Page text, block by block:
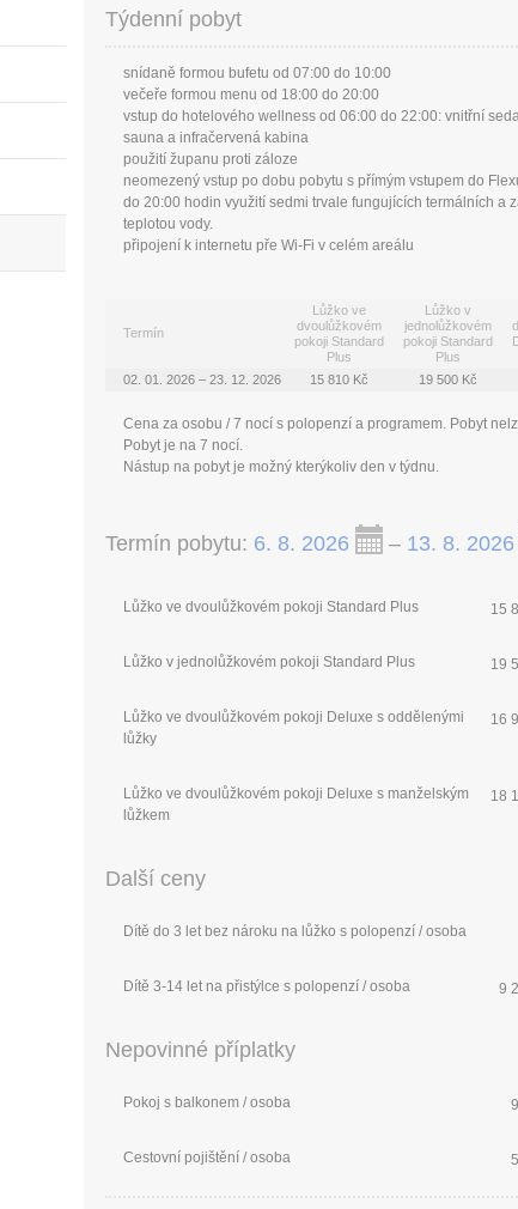
Týdenní pobyt
snídaně formou bufetu od 07:00 do 10:00
večeře formou menu od 18:00 do 20:00
vstup do hotelového wellness od 06:00 do 22:00: vnitřní
sauna a infračervená kabina
použití županu proti záloze
neomezený vstup po dobu pobytu s přímým vstupem do
do 20:00 hodin využití sedmi trvale fungujících termálních a
teplotou vody.
připojení k internetu pře Wi-Fi v celém areálu
Termín
Lůžko ve
dvoulůžkovém
pokoji Standard
Plus
Lůžko v
jednolůžkovém
pokoji Standard
Plus
02. 01. 2026 – 23. 12. 2026
15 810 Kč 19 500 Kč
Cena za osobu / 7 nocí s polopenzí a programem. Pobyt
Pobyt je na 7 nocí.
Nástup na pobyt je možný kterýkoliv den v týdnu.
Termín pobytu: 6. 8. 2026 – 13. 8. 2026
Lůžko ve dvoulůžkovém pokoji Standard Plus 15
Lůžko v jednolůžkovém pokoji Standard Plus 19
Lůžko ve dvoulůžkovém pokoji Deluxe s oddělenými
lůžky
16
Lůžko ve dvoulůžkovém pokoji Deluxe s manželským
lůžkem
18
Další ceny
Dítě do 3 let bez nároku na lůžko s polopenzí / osoba
Dítě 3-14 let na přistýlce s polopenzí / osoba 9
Nepovinné příplatky
Pokoj s balkonem / osoba
Cestovní pojištění / osoba